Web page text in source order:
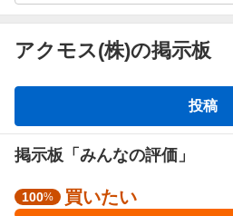
アクモス(株)の掲示板
板
投稿
掲示板「みんなの評価」
強100% 買いたい